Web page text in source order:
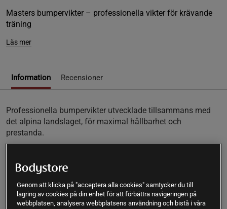
Masters bumpervikter – professionella vikter för krävande
träning
Läs mer
Information Recensioner
Professionella bumpervikter utvecklade tillsammans med
det alpina landslaget, för maximal hållbarhet och
prestanda.
styrketräning
Rostfri innerring för stabil infästning på skivstången
Exakt vikt med låg tolerans som är tillverkad för seriös
träning
Genom att klicka på "acceptera alla cookies" samtycker du till
lagring av cookies på din enhet för att förbättra navigeringen på
webbplatsen, analysera webbplatsens användning och bistå i våra